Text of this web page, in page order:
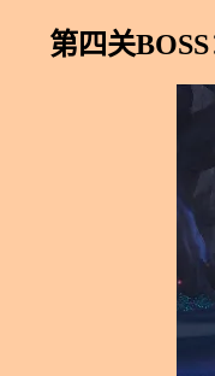
第四关BOSS